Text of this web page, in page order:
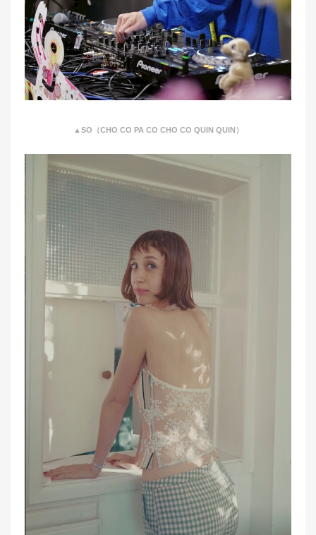
▲SO（CHO CO PA CO CHO CO QUIN QUIN）